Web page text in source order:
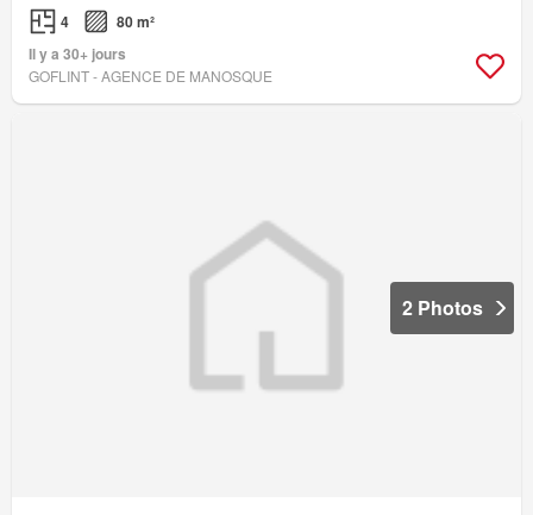
4
80 m²
Il y a 30+ jours
GOFLINT - AGENCE DE MANOSQUE
2 Photos